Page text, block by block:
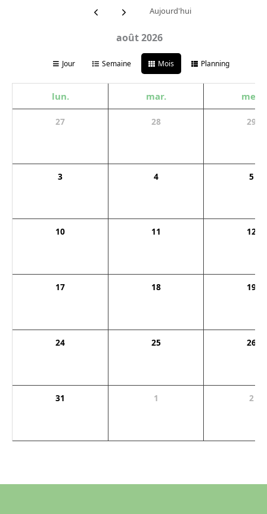
Aujourd'hui
août 2026
Jour Semaine Mois Planning
lun. mar. mer.
27 28 29
3 4 5
10 11 12
17 18 19
24 25 26
31 1 2